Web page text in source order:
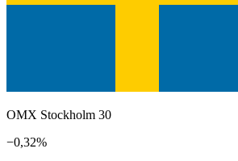
OMX Stockholm 30
−0,32%